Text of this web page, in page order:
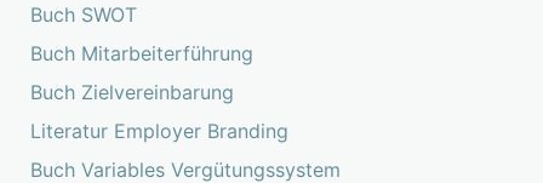
Buch SWOT
Buch Mitarbeiterführung
Buch Zielvereinbarung
Literatur Employer Branding
Buch Variables Vergütungssystem